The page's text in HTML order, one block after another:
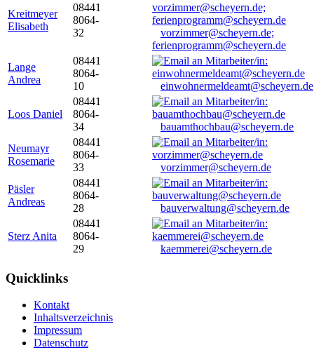
Kreitmeyer
Elisabeth
08441
8064-
32
vorzimmer@scheyern.de;
ferienprogramm@scheyern.de
Lange
Andrea
08441
8064-
10
einwohnermeldeamt@scheyern.de
Loos Daniel
08441
8064-
34
bauamthochbau@scheyern.de
Neumayr
Rosemarie
08441
8064-
33
vorzimmer@scheyern.de
Päsler
Andreas
08441
8064-
28
bauverwaltung@scheyern.de
Sterz Anita
08441
8064-
29
kaemmerei@scheyern.de
Quicklinks
Kontakt
Inhaltsverzeichnis
Impressum
Datenschutz